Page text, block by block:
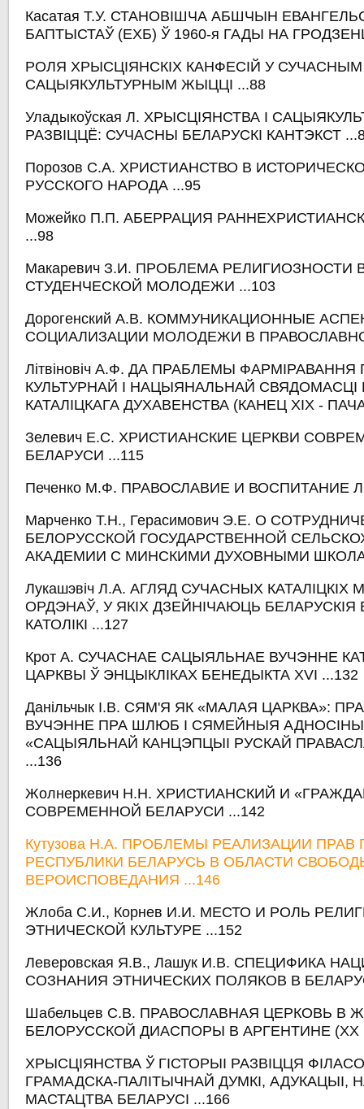
Касатая Т.У. СТАНОВІШЧА АБШЧЫН
БАПТЫСТАЎ (ЕХБ) Ў 1960-я ГАДЫ НА
РОЛЯ ХРЫСЦІЯНСКІХ КАНФЕСІЙ У СУЧАСНЫМ
САЦЫЯКУЛЬТУРНЫМ ЖЫЦЦІ ...88
Уладыкоўская Л. ХРЫСЦІЯНСТВА І
РАЗВІЦЦЁ: СУЧАСНЫ БЕЛАРУСКІ КАНТЭКСТ
Порозов С.А. ХРИСТИАНСТВО В
РУССКОГО НАРОДА ...95
Можейко П.П. АБЕРРАЦИЯ
...98
Макаревич З.И. ПРОБЛЕМА РЕЛИГИОЗНОСТИ
СТУДЕНЧЕСКОЙ МОЛОДЕЖИ ...103
Дорогенский А.В. КОММУНИКАЦИОННЫЕ
СОЦИАЛИЗАЦИИ МОЛОДЕЖИ В
Літвіновіч А.Ф. ДА ПРАБЛЕМЫ
КУЛЬТУРНАЙ І НАЦЫЯНАЛЬНАЙ СВЯДОМАСЦІ
КАТАЛІЦКАГА ДУХАВЕНСТВА (КАНЕЦ ХІХ -
Зелевич Е.С. ХРИСТИАНСКИЕ ЦЕРКВИ
БЕЛАРУСИ ...115
Печенко М.Ф. ПРАВОСЛАВИЕ И ВОСПИТАНИЕ
Марченко Т.Н., Герасимович Э.Е. О
БЕЛОРУССКОЙ ГОСУДАРСТВЕННОЙ
АКАДЕМИИ С МИНСКИМИ ДУХОВНЫМИ
Лукашэвіч Л.А. АГЛЯД СУЧАСНЫХ КАТАЛІЦКІХ
ОРДЭНАЎ, У ЯКІХ ДЗЕЙНІЧАЮЦЬ БЕЛАРУСКІЯ
КАТОЛІКІ ...127
Крот А. СУЧАСНАЕ САЦЫЯЛЬНАЕ ВУЧЭННЕ
ЦАРКВЫ Ў ЭНЦЫКЛІКАХ БЕНЕДЫКТА XVI ...132
Данільчык І.В. СЯМ'Я ЯК «МАЛАЯ ЦАРКВА»:
ВУЧЭННЕ ПРА ШЛЮБ І СЯМЕЙНЫЯ
«САЦЫЯЛЬНАЙ КАНЦЭПЦЫІ РУСКАЙ
...136
Жолнеркевич Н.Н. ХРИСТИАНСКИЙ И
СОВРЕМЕННОЙ БЕЛАРУСИ ...142
Кутузова Н.А. ПРОБЛЕМЫ РЕАЛИЗАЦИИ ПРАВ
РЕСПУБЛИКИ БЕЛАРУСЬ В ОБЛАСТИ
ВЕРОИСПОВЕДАНИЯ ...146
Жлоба С.И., Корнев И.И. МЕСТО И РОЛЬ
ЭТНИЧЕСКОЙ КУЛЬТУРЕ ...152
Леверовская Я.В., Лашук И.В. СПЕЦИФИКА
СОЗНАНИЯ ЭТНИЧЕСКИХ ПОЛЯКОВ В
Шабельцев С.В. ПРАВОСЛАВНАЯ ЦЕРКОВЬ В
БЕЛОРУССКОЙ ДИАСПОРЫ В АРГЕНТИНЕ (ХХ
ХРЫСЦІЯНСТВА Ў ГІСТОРЫІ РАЗВІЦЦЯ
ГРАМАДСКА-ПАЛІТЫЧНАЙ ДУМКІ, АДУКАЦЫІ,
МАСТАЦТВА БЕЛАРУСІ ...166